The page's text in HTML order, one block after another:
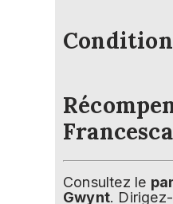
Consultez le
Gwynt.